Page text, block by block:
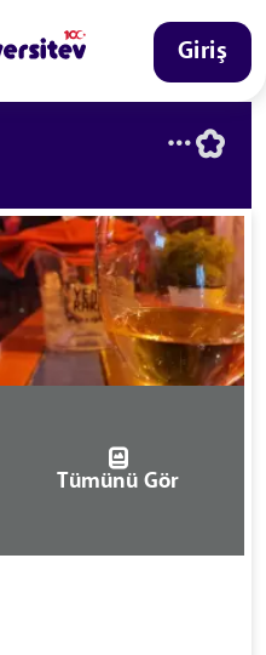
Giriş
Tümünü Gör